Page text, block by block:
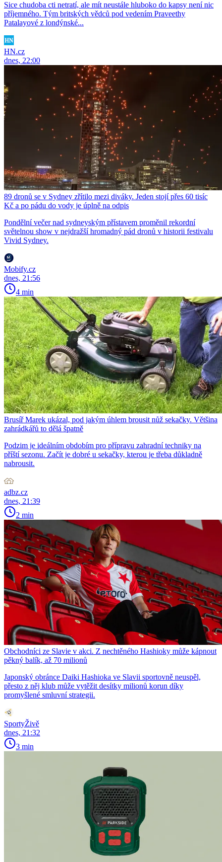
Sice chudoba cti netratí, ale mít neustále hluboko do kapsy není nic
příjemného. Tým britských vědců pod vedením Praveethy
Patalayové z londýnské...
HN.cz
dnes, 22:00
89 dronů se v Sydney zřítilo mezi diváky. Jeden stojí přes 60 tisíc
Kč a po pádu do vody je úplně na odpis
Pondělní večer nad sydneyským přístavem proměnil rekordní
světelnou show v nejdražší hromadný pád dronů v historii festivalu
Vivid Sydney.
Mobify.cz
dnes, 21:56
4 min
Brusíř Marek ukázal, pod jakým úhlem brousit nůž sekačky. Většina
zahrádkářů to dělá špatně
Podzim je ideálním obdobím pro přípravu zahradní techniky na
příští sezonu. Začít je dobré u sekačky, kterou je třeba důkladně
nabrousit.
adbz.cz
dnes, 21:39
2 min
Obchodníci ze Slavie v akci. Z nechtěného Hashioky může kápnout
pěkný balík, až 70 milionů
Japonský obránce Daiki Hashioka ve Slavii sportovně neuspěl,
přesto z něj klub může vytěžit desítky milionů korun díky
promyšlené smluvní strategii.
SportyŽivě
dnes, 21:32
3 min